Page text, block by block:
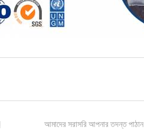
আমাদের সরাসরি আপনার তদন্ত পাঠান